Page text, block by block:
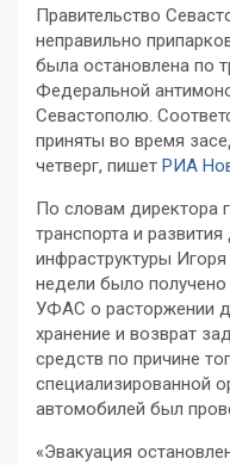
Правительство
неправильно
была остановлена по
Федеральной
Севастополю.
приняты во время
четверг, пишет РИА
По словам директора
транспорта и
инфраструктуры
недели было
УФАС о расторжении
хранение и возврат
средств по причине
специализированной
автомобилей был
«Эвакуация